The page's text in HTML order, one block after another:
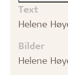
Text
Helene
Bilder
Helene